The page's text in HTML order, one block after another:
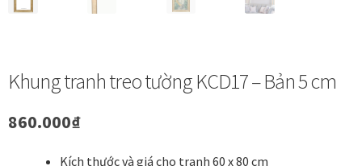
Chính Sách Đổi Trả
Chính sách đổi trả hàng
Đăng ký thành viên
Khung tranh treo tường KCD17 – Bản 5 cm
860.000₫
Kích thước và giá cho tranh 60 x 80 cm